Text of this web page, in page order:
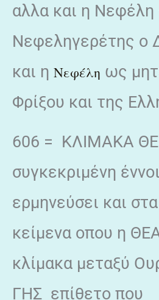
αλλα και η Νεφέλη
Νεφεληγερέτης ο
και η Νεφέλη ως
Φρίξου και της
606 = ΚΛΙΜΑΚΑ
συγκεκριμένη
ερμηνεύσει και
κείμενα οπου η
κλίμακα μεταξύ
ΓΗΣ επίθετο που